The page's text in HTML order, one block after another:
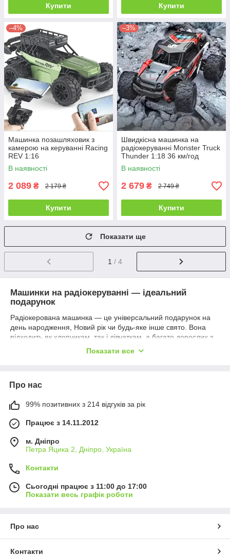
Купити Купити
–4%
Машинка позашляховик з
камерою на керуванні Racing
REV 1:16
В наявності
2 089 ₴ 2 179 ₴
Купити
–3%
Швидкісна машинка на
радіокеруванні Monster Truck
Thunder 1:18 36 км/год
В наявності
2 679 ₴ 2 749 ₴
Купити
Показати ще
1 / 4
Машинки на радіокеруванні — ідеальний
подарунок
Радіокерована машинка — це універсальний подарунок на
день народження, Новий рік чи будь-яке інше свято. Вона
підходить як хлопчикам, так і дівчаткам, а багато дорослих з
радістю приєднуються до гри.
популярністю користуються моделі:
ефектними заносами та змінними колесами в
комплекті.
прохідності та амортизацією.
Баггі
— швидкі авто для різних типів дорожніх
поверхонь.
і точних перегонів.
Машинки з камерою
Показати все
Про нас
99% позитивних з 214 відгуків за рік
Працює з 14.11.2012
м. Дніпро
Петра Яцика 2, Дніпро, Україна
Контакти
Сьогодні працює з 11:00 до 17:00
Показати весь графік роботи
Про нас
Контакти